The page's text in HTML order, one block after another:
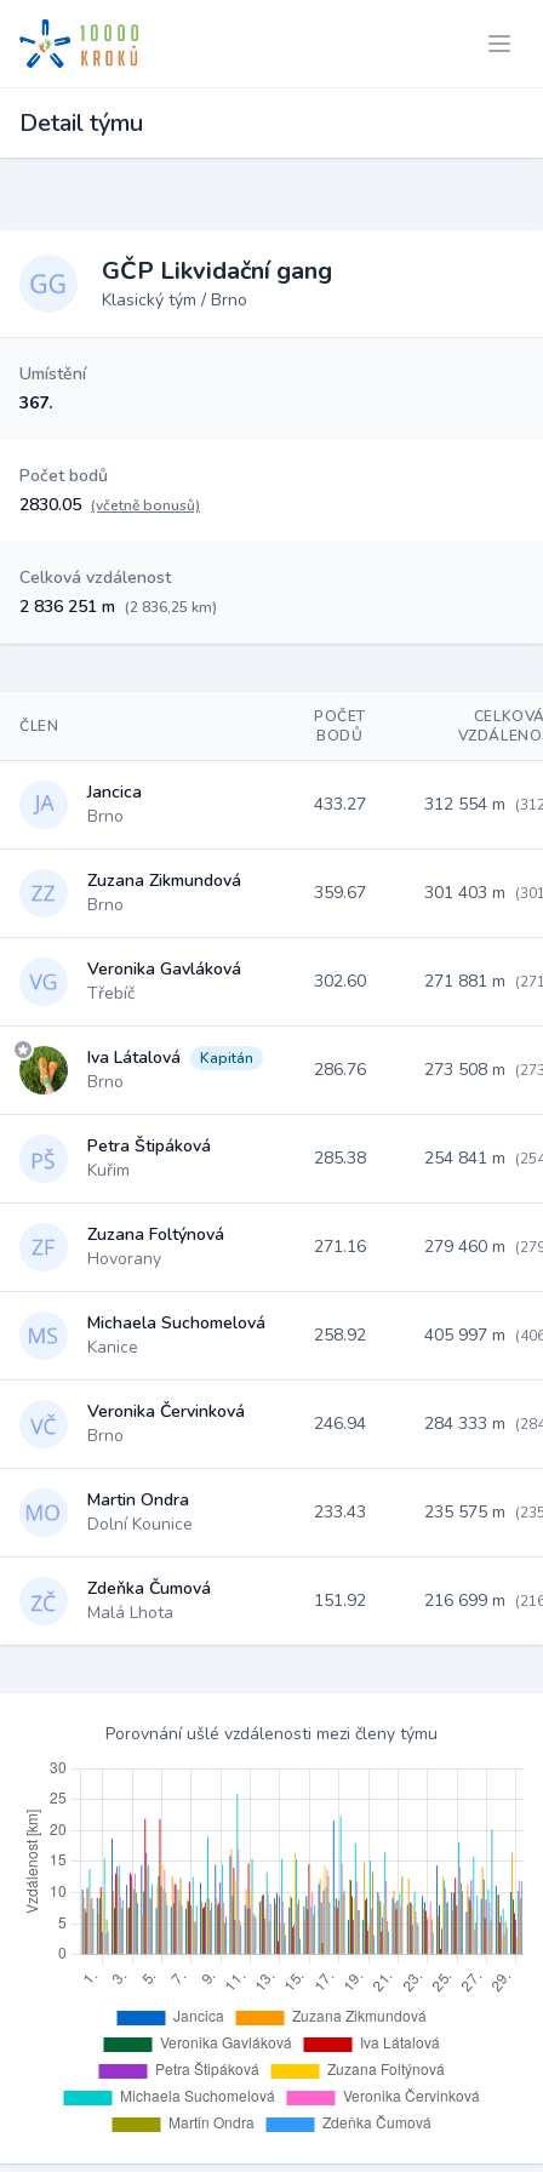
Detail týmu
GČP Likvidační gang
Klasický tým / Brno
Umístění
367.
Počet bodů
2830.05 (včetně bonusů)
Celková vzdálenost
2 836 251 m (2 836,25 km)
ČLEN
POČET
BODŮ
Jancica
Brno
433.27 312 554 m
Zuzana Zikmundová
Brno
359.67 301 403 m
Veronika Gavláková
Třebíč
302.60 271 881 m
Iva Látalová Kapitán
Brno
286.76 273 508 m
Petra Štipáková
Kuřim
285.38 254 841 m
Zuzana Foltýnová
Hovorany
271.16 279 460 m
Michaela Suchomelová
Kanice
258.92 405 997 m
Veronika Červinková
Brno
246.94 284 333 m
Martin Ondra
Dolní Kounice
233.43 235 575 m
Zdeňka Čumová
Malá Lhota
151.92 216 699 m
Porovnání ušlé vzdálenosti mezi členy týmu